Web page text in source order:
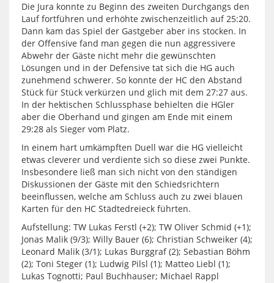
Die Jura konnte zu Beginn des zweiten Durchgangs den
Lauf fortführen und erhöhte zwischenzeitlich auf 25:20.
Dann kam das Spiel der Gastgeber aber ins stocken. In
der Offensive fand man gegen die nun aggressivere
Abwehr der Gäste nicht mehr die gewünschten
Lösungen und in der Defensive tat sich die HG auch
zunehmend schwerer. So konnte der HC den Abstand
Stück für Stück verkürzen und glich mit dem 27:27 aus.
In der hektischen Schlussphase behielten die HGler
aber die Oberhand und gingen am Ende mit einem
29:28 als Sieger vom Platz.
In einem hart umkämpften Duell war die HG vielleicht
etwas cleverer und verdiente sich so diese zwei Punkte.
Insbesondere ließ man sich nicht von den ständigen
Diskussionen der Gäste mit den Schiedsrichtern
beeinflussen, welche am Schluss auch zu zwei blauen
Karten für den HC Städtedreieck führten.
Aufstellung: TW Lukas Ferstl (+2); TW Oliver Schmid (+1);
Jonas Malik (9/3); Willy Bauer (6); Christian Schweiker (4);
Leonard Malik (3/1); Lukas Burggraf (2); Sebastian Böhm
(2); Toni Steger (1); Ludwig Pilsl (1); Matteo Liebl (1);
Lukas Tognotti; Paul Buchhauser; Michael Rappl